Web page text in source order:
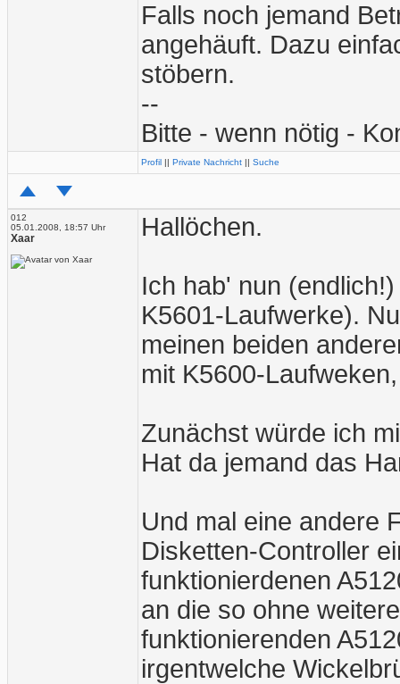
Falls noch jemand
angehäuft. Dazu
stöbern.
--
Bitte - wenn nötig -
Profil || Private Nachricht || Suche
012
05.01.2008, 18:57 Uhr
Xaar Hallöchen.
Ich hab' nun
K5601-Laufwerke).
meinen beiden
mit K5600-
Zunächst würde ich
Hat da jemand das
Und mal eine andere
Disketten-Controller
funktionierdenen
an die so ohne
funktionierenden
irgentwelche